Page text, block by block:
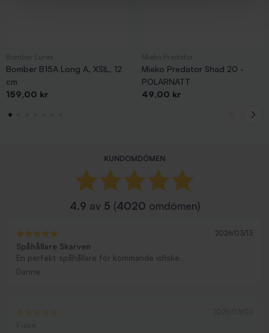
Bomber B15A Long A, XSIL, 12
cm
Pris
159,00 kr
Mieko Predator Shad 20 -
POLARNATT
Pris
49,00 kr
KUNDOMDÖMEN
4.9 av 5 (4020 omdömen)
2026/03/13
Spåhållare Skarven
En perfekt spåhållare för kommande isfiske.
Danne